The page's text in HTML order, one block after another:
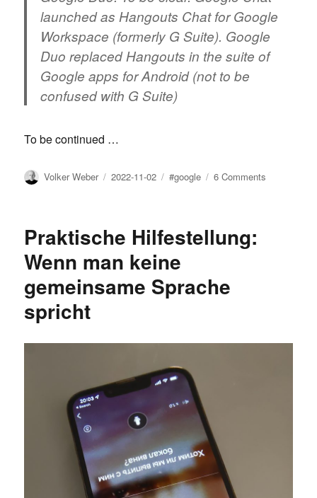
launched as Hangouts Chat for Google
Workspace (formerly G Suite). Google
Duo replaced Hangouts in the suite of
Google apps for Android (not to be
confused with G Suite)
To be continued …
Author
Volker Weber
Posted
2022-11-02 Tags
#google 6 Comments
Praktische Hilfestellung:
Wenn man keine
gemeinsame Sprache
spricht